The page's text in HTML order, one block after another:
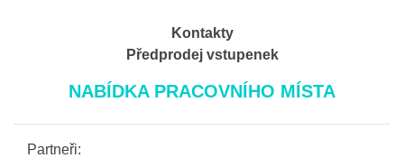
Kontakty
Předprodej vstupenek
NABÍDKA PRACOVNÍHO MÍSTA
Partneři: